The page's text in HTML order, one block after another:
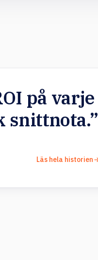
på varje
snittnota.”
Läs hela historien